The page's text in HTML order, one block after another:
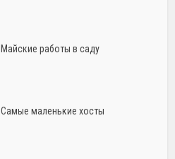
Майские работы в саду
Самые маленькие хосты